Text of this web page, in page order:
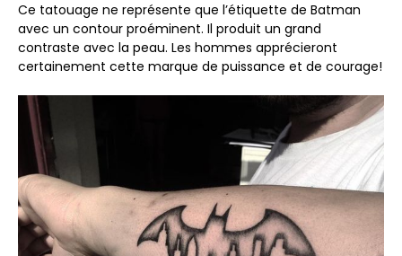
Ce tatouage ne représente que l’étiquette de Batman
avec un contour proéminent. Il produit un grand
contraste avec la peau. Les hommes apprécieront
certainement cette marque de puissance et de courage!